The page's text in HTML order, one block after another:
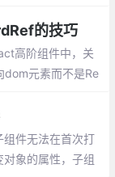
的技巧
高阶组件中，关
元素而不是Re
件无法在首次打
象的属性，子组